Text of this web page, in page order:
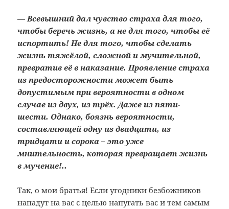
—Всевышний дал чувство страха для того,
чтобы беречь жизнь, а не для того, чтобы её
испортить! Не для того, чтобы сделать
жизнь тяжёлой, сложной и мучительной,
превратив её в наказание. Проявление страха
из предосторожности может быть
допустимым при вероятности в одном
случае из двух, из трёх. Даже из пяти-
шести. Однако, боязнь вероятности,
составляющей одну из двадцати, из
тридцати и сорока – это уже
мнительность, которая превращает жизнь
в мучение!..
Так, о мои братья! Если угодники безбожников
нападут на вас с целью напугать вас и тем самым